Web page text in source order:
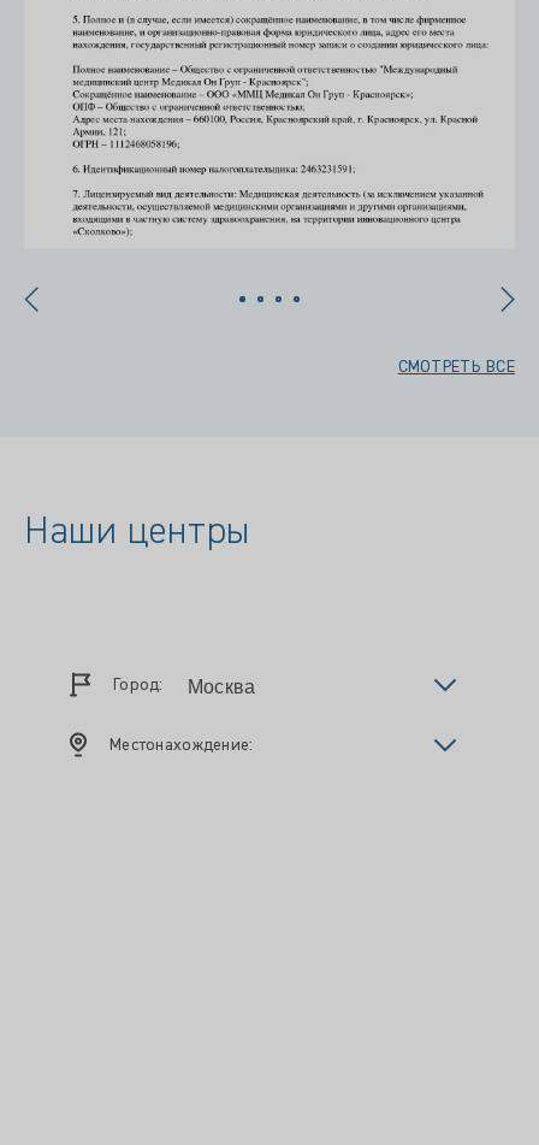
СМОТРЕТЬ ВСЕ
Наши центры
Город:
Местонахождение: